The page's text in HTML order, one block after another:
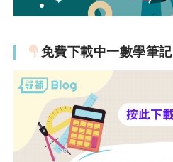
免費下載中一數學筆記